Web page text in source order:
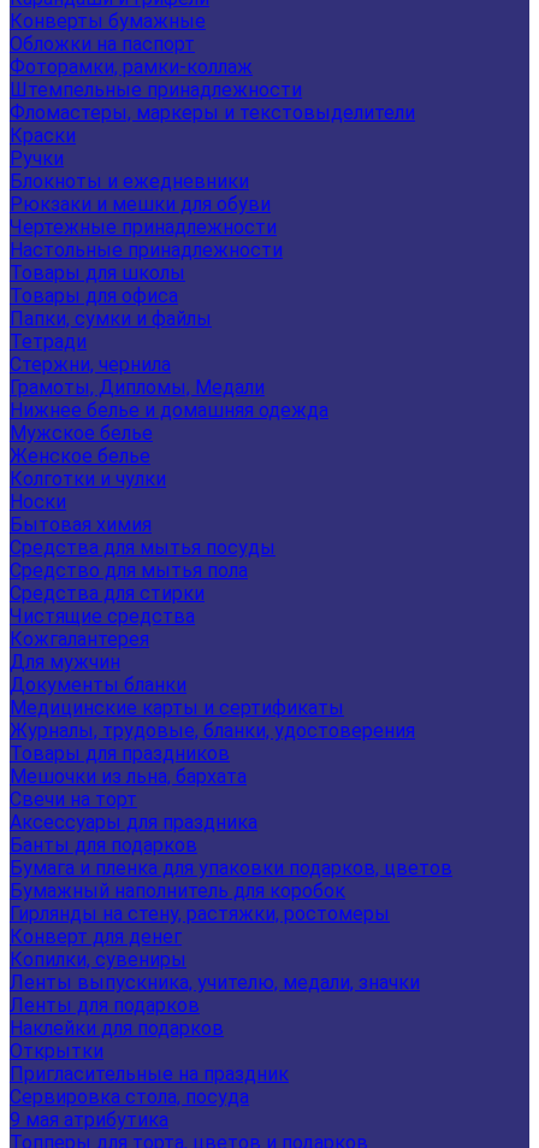
Конверты бумажные
Обложки на паспорт
Фоторамки, рамки-коллаж
Штемпельные принадлежности
Фломастеры, маркеры и текстовыделители
Краски
Ручки
Блокноты и ежедневники
Рюкзаки и мешки для обуви
Чертежные принадлежности
Настольные принадлежности
Товары для школы
Товары для офиса
Папки, сумки и файлы
Тетради
Стержни, чернила
Грамоты, Дипломы, Медали
Нижнее белье и домашняя одежда
Мужское белье
Женское белье
Колготки и чулки
Носки
Бытовая химия
Средства для мытья посуды
Средство для мытья пола
Средства для стирки
Чистящие средства
Кожгалантерея
Для мужчин
Документы бланки
Медицинские карты и сертификаты
Журналы, трудовые, бланки, удостоверения
Товары для праздников
Мешочки из льна, бархата
Свечи на торт
Аксессуары для праздника
Банты для подарков
Бумага и пленка для упаковки подарков, цветов
Бумажный наполнитель для коробок
Гирлянды на стену, растяжки, ростомеры
Конверт для денег
Копилки, сувениры
Ленты выпускника, учителю, медали, значки
Ленты для подарков
Наклейки для подарков
Открытки
Пригласительные на праздник
Сервировка стола, посуда
9 мая атрибутика
Топперы для торта, цветов и подарков